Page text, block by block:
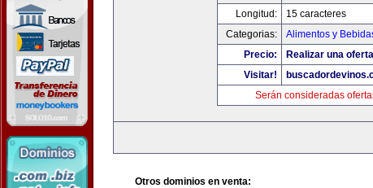
Longitud:
15 caracteres
Categorias:
Alimentos y
Precio:
Realizar una
Visitar!
Serán consideradas
Otros dominios en venta: